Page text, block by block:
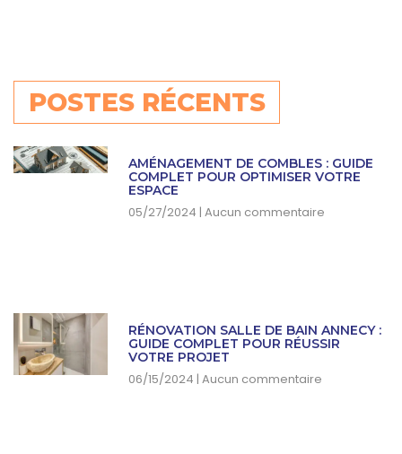
POSTES RÉCENTS
AMÉNAGEMENT DE COMBLES : GUIDE
COMPLET POUR OPTIMISER VOTRE
ESPACE
05/27/2024 Aucun commentaire
RÉNOVATION SALLE DE BAIN ANNECY :
GUIDE COMPLET POUR RÉUSSIR
VOTRE PROJET
06/15/2024 Aucun commentaire